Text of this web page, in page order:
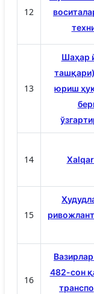
12
13
Шаҳар
юриш
14
15
16
482-сон